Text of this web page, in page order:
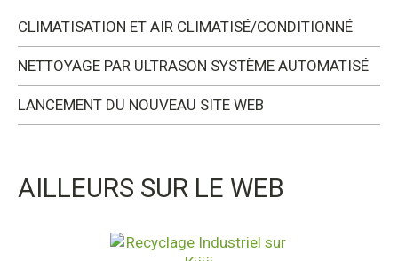
CLIMATISATION ET AIR CLIMATISÉ/CONDITIONNÉ
NETTOYAGE PAR ULTRASON SYSTÈME AUTOMATISÉ
LANCEMENT DU NOUVEAU SITE WEB
AILLEURS SUR LE WEB